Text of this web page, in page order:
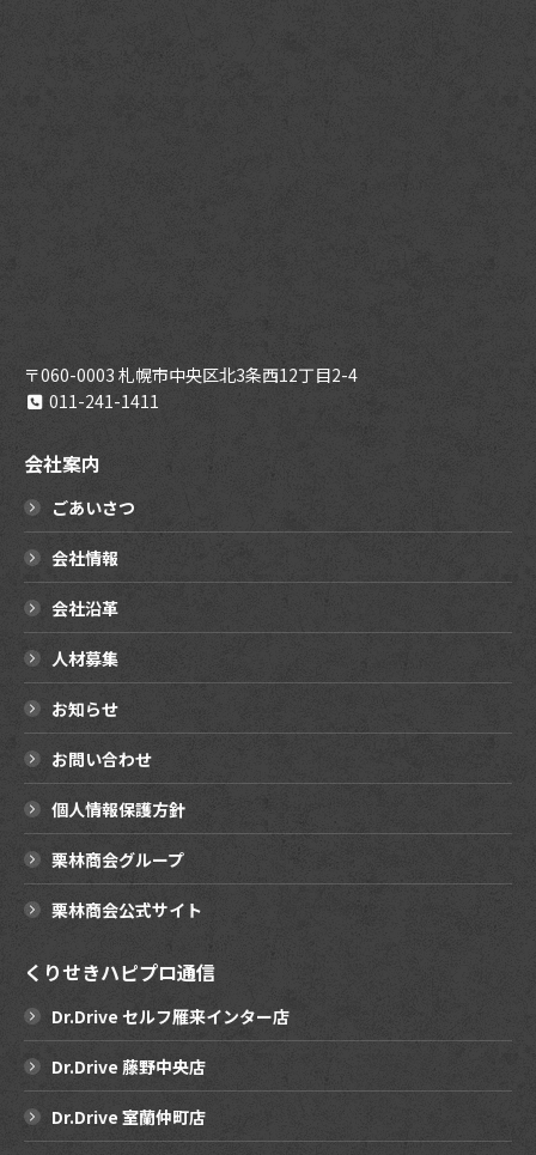
〒060-0003 札幌市中央区北3条西12丁目2-4
011-241-1411
会社案内
ごあいさつ
会社情報
会社沿革
人材募集
お知らせ
お問い合わせ
個人情報保護方針
栗林商会グループ
栗林商会公式サイト
くりせきハピプロ通信
Dr.Drive セルフ雁来インター店
Dr.Drive 藤野中央店
Dr.Drive 室蘭仲町店